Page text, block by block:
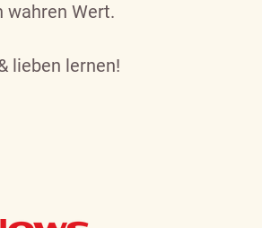
wahren Wert.
lieben lernen!